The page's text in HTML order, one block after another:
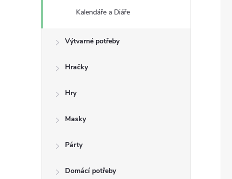
Kalendáře a Diáře
Výtvarné potřeby
Hračky
Hry
Masky
Párty
Domácí potřeby